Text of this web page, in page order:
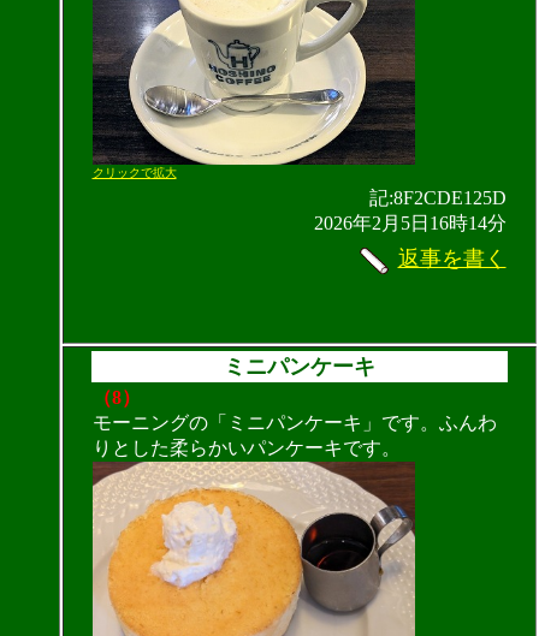
クリックで拡大
記:8F2CDE125D
2026年2月5日16時14分
返事を書く
ミニパンケーキ
（8）
モーニングの「ミニパンケーキ」です。ふんわ
りとした柔らかいパンケーキです。